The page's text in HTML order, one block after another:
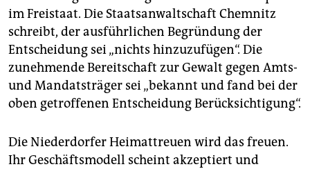
im Freistaat. Die Staatsanwaltschaft Chemnitz
schreibt, der ausführlichen Begründung der
Entscheidung sei „nichts hinzuzufügen“. Die
zunehmende Bereitschaft zur Gewalt gegen Amts-
und Mandatsträger sei „bekannt und fand bei der
oben getroffenen Entscheidung Berücksichtigung“.
Die Niederdorfer Heimattreuen wird das freuen.
Ihr Geschäftsmodell scheint akzeptiert und